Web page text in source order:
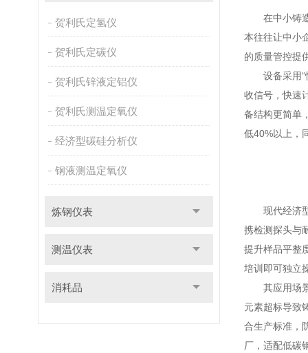
贺利氏定氢仪
贺利氏定碳仪
贺利氏锌液定铝仪
贺利氏测温定氧仪
经济型碳硅分析仪
钢液测温定氧仪
炼钢仪表
测温仪表
消耗品
在中小铸造
本往往让中小
的质量管控提
设备采用“快
收信号，快速
备结构更简单
低40%以上，
现代经济型
携检测探头与
提升样品平整
培训即可独立
其应用场景
元素超标导致
合生产标准，
厂，适配低碳